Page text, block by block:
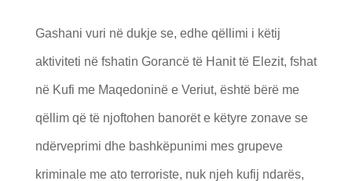
Gashani vuri në dukje se, edhe qëllimi i këtij
aktiviteti në fshatin Gorancë të Hanit të Elezit, fshat
në Kufi me Maqedoninë e Veriut, është bërë me
qëllim që të njoftohen banorët e këtyre zonave se
ndërveprimi dhe bashkëpunimi mes grupeve
kriminale me ato terroriste, nuk njeh kufij ndarës,